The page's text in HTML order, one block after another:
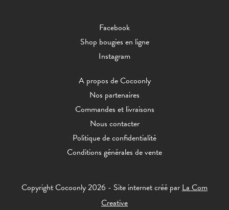
Facebook
Shop bougies en ligne
Instagram
A propos de Cocoonly
Nos partenaires
Commandes et livraisons
Nous contacter
Politique de confidentialité
Conditions générales de vente
Copyright Cocoonly 2026 - Site internet créé par La Com
Creative